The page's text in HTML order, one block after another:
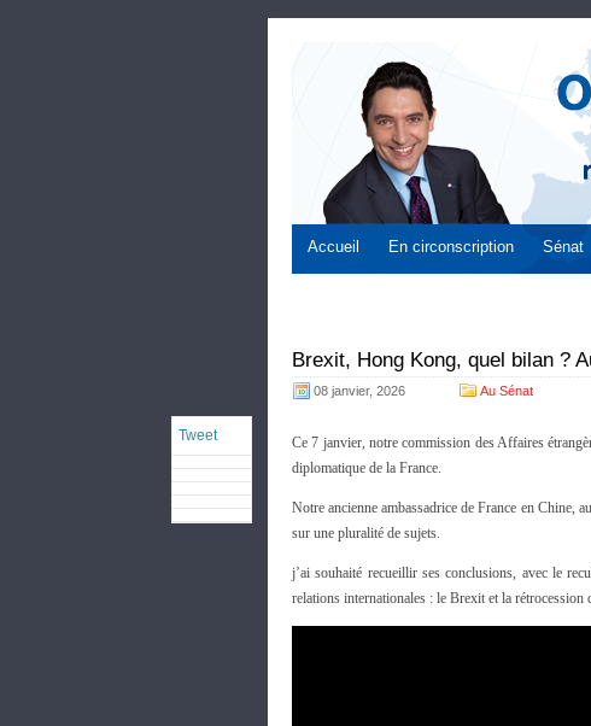
Accueil En circonscription Sénat
Brexit, Hong Kong, quel bilan ?
08 janvier, 2026 Au Sénat
Tweet Ce 7 janvier, notre commission des Affaires
diplomatique de la France.
Notre ancienne ambassadrice de France en Chine,
sur une pluralité de sujets.
j’ai souhaité recueillir ses conclusions, avec le
relations internationales : le Brexit et la rétrocession